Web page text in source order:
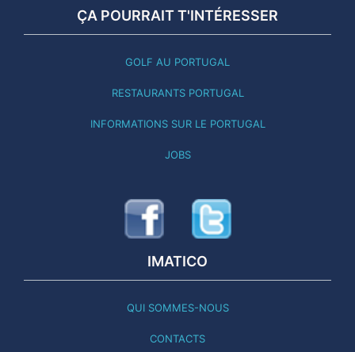
ÇA POURRAIT T'INTÉRESSER
GOLF AU PORTUGAL
RESTAURANTS PORTUGAL
INFORMATIONS SUR LE PORTUGAL
JOBS
IMATICO
QUI SOMMES-NOUS
CONTACTS